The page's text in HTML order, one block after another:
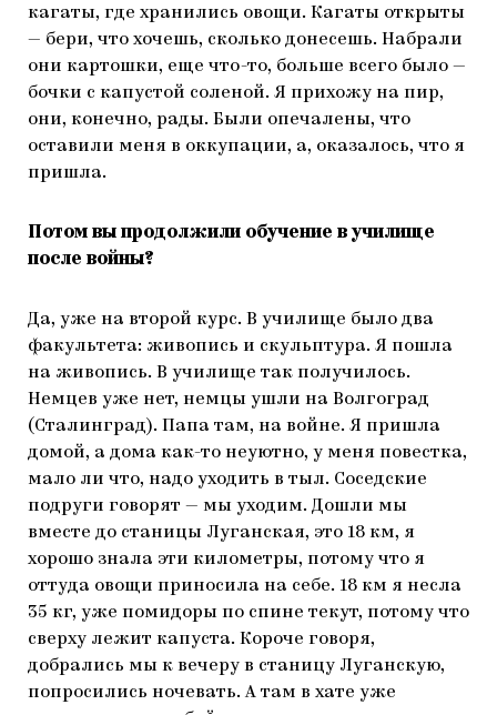
кагаты, где хранились овощи. Кагаты открыты
— бери, что хочешь, сколько донесешь. Набрали
они картошки, еще что-то, больше всего было —
бочки с капустой соленой. Я прихожу на пир,
они, конечно, рады. Были опечалены, что
оставили меня в оккупации, а, оказалось, что я
пришла.
Потом вы продолжили обучение в училище
после войны?
Да, уже на второй курс. В училище было два
факультета: живопись и скульптура. Я пошла
на живопись. В училище так получилось.
Немцев уже нет, немцы ушли на Волгоград
(Сталинград). Папа там, на войне. Я пришла
домой, а дома как-то неуютно, у меня повестка,
мало ли что, надо уходить в тыл. Соседские
подруги говорят — мы уходим. Дошли мы
вместе до станицы Луганская, это 18 км, я
хорошо знала эти километры, потому что я
оттуда овощи приносила на себе. 18 км я несла
35 кг, уже помидоры по спине текут, потому что
сверху лежит капуста. Короче говоря,
добрались мы к вечеру в станицу Луганскую,
попросились ночевать. А там в хате уже